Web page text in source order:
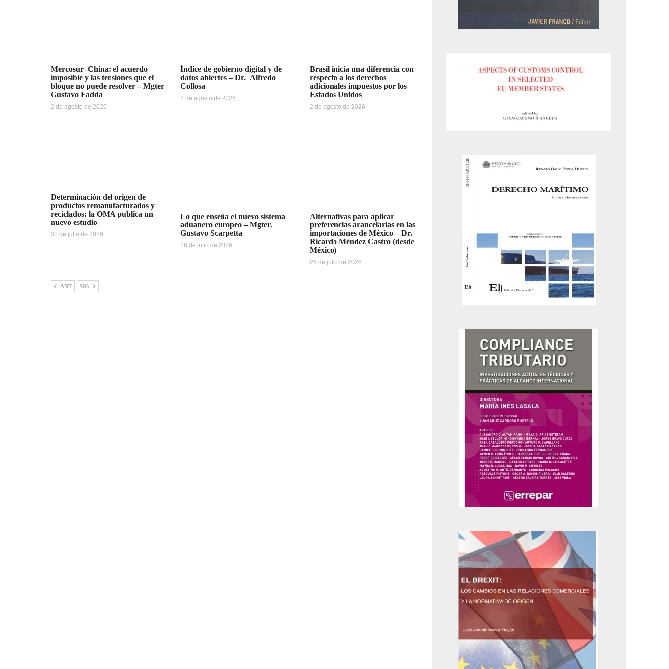
Mercosur–China: el acuerdo
imposible y las tensiones que el
bloque no puede resolver – Mgter
Gustavo Fadda
2 de agosto de 2026
Índice de gobierno digital y de
datos abiertos – Dr. Alfredo
Collosa
2 de agosto de 2026
Brasil inicia una diferencia con
respecto a los derechos
adicionales impuestos por los
Estados Unidos
2 de agosto de 2026
Determinación del origen de
productos remanufacturados y
reciclados: la OMA publica un
nuevo estudio
31 de julio de 2026
Lo que enseña el nuevo sistema
aduanero europeo – Mgter.
Gustavo Scarpetta
26 de julio de 2026
Alternativas para aplicar
preferencias arancelarias en las
importaciones de México – Dr.
Ricardo Méndez Castro (desde
México)
26 de julio de 2026
ANT SIG